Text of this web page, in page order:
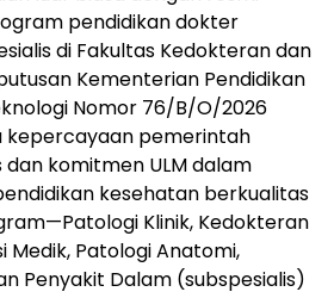
pendidikan dokter
di Fakultas Kedokteran dan
Kementerian Pendidikan
Nomor 76/B/O/2026
kepercayaan pemerintah
komitmen ULM dalam
kesehatan berkualitas
Klinik, Kedokteran
Medik, Patologi Anatomi,
Penyakit Dalam (subspesialis)